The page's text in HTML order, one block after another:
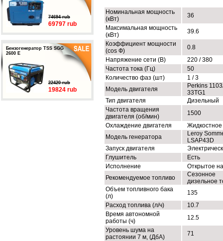
74694 rub
69797 rub
Бензогенератор TSS SGG
2600 E
22420 rub
19824 rub
Номинальная мощность
(кВт)
36
Максимальная мощность
(кВт)
39.6
Коэффициент мощности
(cos Ф)
0.8
Напряжение сети (В)
220 / 380
Частота тока (Гц)
50
Количество фаз (шт)
1 / 3
Модель двигателя
Perkins
33TG1
Тип двигателя
Дизельный
Частота вращения
двигателя (об/мин)
1500
Охлаждение двигателя
Жидкостное
Модель генератора
Leroy
LSAP43D
Запуск двигателя
Глушитель
Есть
Исполнение
Открытое
Рекомендуемое топливо
Сезонное
дизельное
Объем топливного бака
(л)
135
Расход топлива (л/ч)
10.7
Время автономной
работы (ч)
12.5
Уровень шума на
растоянии 7 м, (ДбА)
71